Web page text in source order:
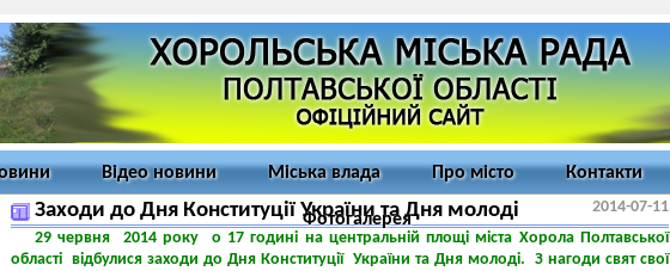
Відео новини Міська влада Про місто Контакти
Фотогалерея
Заходи до Дня Конституції України та Дня молоді
2014-07-11
29 червня 2014 року о 17 годині на центральній площі міста Хорола Полтавської
області відбулися заходи до Дня Конституції України та Дня молоді. З нагоди свят свої